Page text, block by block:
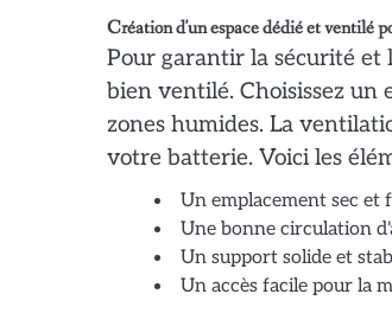
Création d'un espace dédié et ventilé
Pour garantir la sécurité et
bien ventilé. Choisissez un
zones humides. La
votre batterie. Voici les
Un emplacement sec et
Une bonne circulation
Un support solide et
Un accès facile pour la